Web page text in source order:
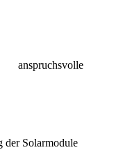
der Solarmodule